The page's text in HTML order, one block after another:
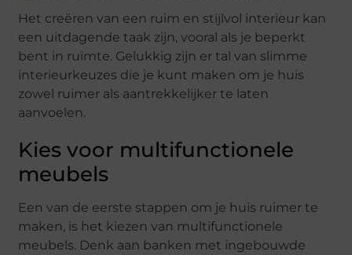
Het creëren van een ruim en stijlvol interieur kan
een uitdagende taak zijn, vooral als je beperkt
bent in ruimte. Gelukkig zijn er tal van slimme
interieurkeuzes die je kunt maken om je huis
zowel ruimer als aantrekkelijker te laten
aanvoelen.
Kies voor multifunctionele
meubels
Een van de eerste stappen om je huis ruimer te
maken, is het kiezen van multifunctionele
meubels. Denk aan banken met ingebouwde